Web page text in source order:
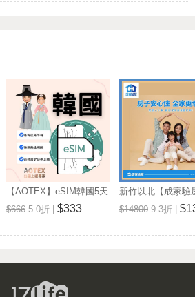
【AOTEX】eSIM韓國5天
無限高速網路吃到飽兌換
券(MO)
$666 5.0折 | $333
新竹以北【成家驗
25坪 (三房格局)超
券 (MO)
$14800 9.3折 |